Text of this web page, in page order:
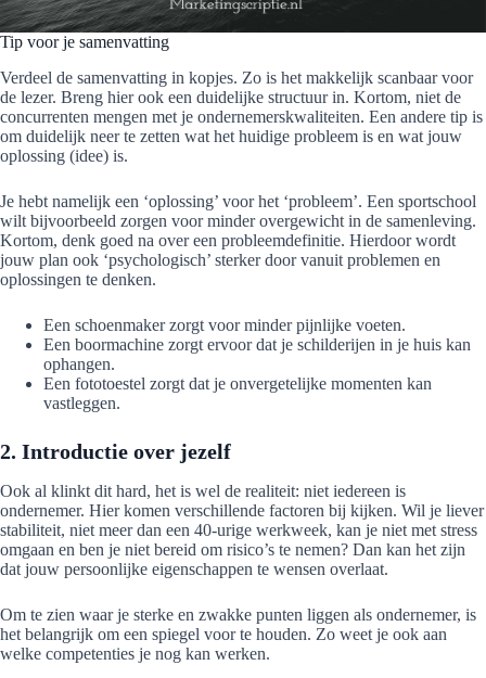
Tip voor je samenvatting
Verdeel de samenvatting in kopjes. Zo is het makkelijk scanbaar voor
de lezer. Breng hier ook een duidelijke structuur in. Kortom, niet de
concurrenten mengen met je ondernemerskwaliteiten. Een andere tip is
om duidelijk neer te zetten wat het huidige probleem is en wat jouw
oplossing (idee) is.
Je hebt namelijk een ‘oplossing’ voor het ‘probleem’. Een sportschool
wilt bijvoorbeeld zorgen voor minder overgewicht in de samenleving.
Kortom, denk goed na over een probleemdefinitie. Hierdoor wordt
jouw plan ook ‘psychologisch’ sterker door vanuit problemen en
oplossingen te denken.
Een schoenmaker zorgt voor minder pijnlijke voeten.
Een boormachine zorgt ervoor dat je schilderijen in je huis kan
ophangen.
Een fototoestel zorgt dat je onvergetelijke momenten kan
vastleggen.
2. Introductie over jezelf
Ook al klinkt dit hard, het is wel de realiteit: niet iedereen is
ondernemer. Hier komen verschillende factoren bij kijken. Wil je liever
stabiliteit, niet meer dan een 40-urige werkweek, kan je niet met stress
omgaan en ben je niet bereid om risico’s te nemen? Dan kan het zijn
dat jouw persoonlijke eigenschappen te wensen overlaat.
Om te zien waar je sterke en zwakke punten liggen als ondernemer, is
het belangrijk om een spiegel voor te houden. Zo weet je ook aan
welke competenties je nog kan werken.